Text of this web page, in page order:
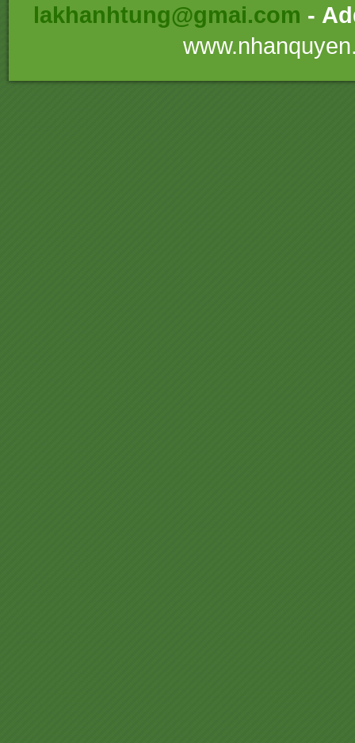
lakhanhtung@gmai.com -